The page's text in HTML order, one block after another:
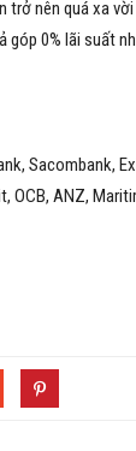
trở nên quá xa
góp 0% lãi suất
Sacombank,
OCB, ANZ,